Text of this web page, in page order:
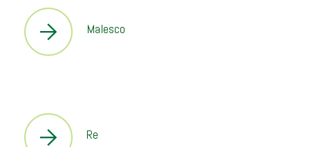
Malesco
Re